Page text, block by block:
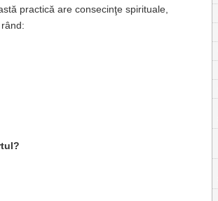
practică are consecinţe spirituale,